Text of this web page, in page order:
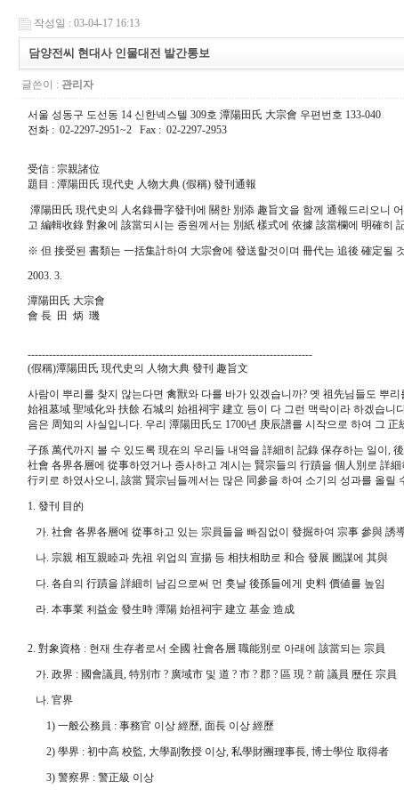
작성일 : 03-04-17 16:13
담양전씨 현대사 인물대전 발간통보
글쓴이 : 관리자
서울 성동구 도선동 14 신한넥스텔 309호 潭陽田氏 大宗會 우편번호 133-040
전화 : 02-2297-2951~2 Fax : 02-2297-2953
受信 : 宗親諸位
題目 : 潭陽田氏 現代史 人物大典 (假稱) 發刊通報
潭陽田氏 現代史의 人名錄冊字發刊에 關한 別添 趣旨文을 함께 通報드리오니
고 編輯收錄 對象에 該當되시는 종원께서는 別紙 樣式에 依據 該當欄에 明確히
※ 但 接受된 書類는 一括集計하여 大宗會에 發送할것이며 冊代는 追後 確定될
2003. 3.
潭陽田氏 大宗會
會 長 田 炳 璣
--------------------------------------------------------------------------------
(假稱)潭陽田氏 現代史의 人物大典 發刊 趣旨文
사람이 뿌리를 찾지 않는다면 禽獸와 다를 바가 있겠습니까? 옛 祖先님들도 뿌
始祖墓域 聖域化와 扶餘 石城의 始祖祠宇 建立 등이 다 그런 맥락이라 하겠습
음은 周知의 사실입니다. 우리 潭陽田氏도 1700년 庚辰譜를 시작으로 하여 그
子孫 萬代까지 볼 수 있도록 現在의 우리들 내역을 詳細히 記錄 保存하는 일이,
社會 各界各層에 從事하였거나 종사하고 계시는 賢宗들의 行蹟을 個人別로 詳
行키로 하였사오니, 該當 賢宗님들께서는 많은 同參을 하여 소기의 성과를 올릴
1. 發刊 目的
가. 社會 各界各層에 從事하고 있는 宗員들을 빠짐없이 發掘하여 宗事 參與 誘
나. 宗親 相互親睦과 先祖 위업의 宣揚 등 相扶相助로 和合 發展 圖謀에 其與
다. 各自의 行蹟을 詳細히 남김으로써 먼 훗날 後孫들에게 史料 價値를 높임
라. 本事業 利益金 發生時 潭陽 始祖祠宇 建立 基金 造成
2. 對象資格 : 현재 生存者로서 全國 社會各層 職能別로 아래에 該當되는 宗員
가. 政界 : 國會議員, 特別市 ? 廣域市 및 道 ? 市 ? 郡 ? 區 現 ? 前 議員 歷任 宗員
나. 官界
1) 一般公務員 : 事務官 이상 經歷, 面長 이상 經歷
2) 學界 : 初中高 校監, 大學副敎授 이상, 私學財團理事長, 博士學位 取得者
3) 警察界 : 警正級 이상